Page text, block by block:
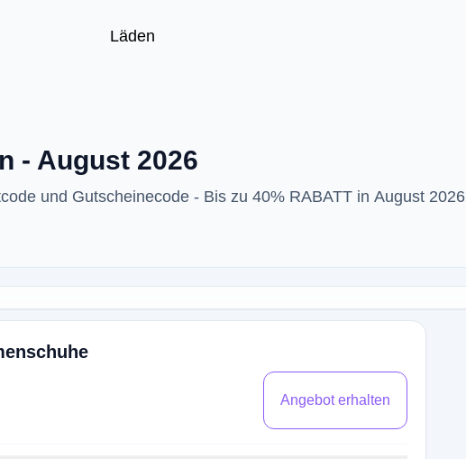
Läden
- August 2026
und Gutscheinecode - Bis zu 40% RABATT in August 2026
Angebot erhalten